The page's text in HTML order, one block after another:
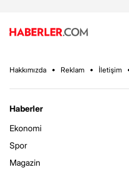
Hakkımızda Reklam İletişim
Haberler
Ekonomi
Spor
Magazin